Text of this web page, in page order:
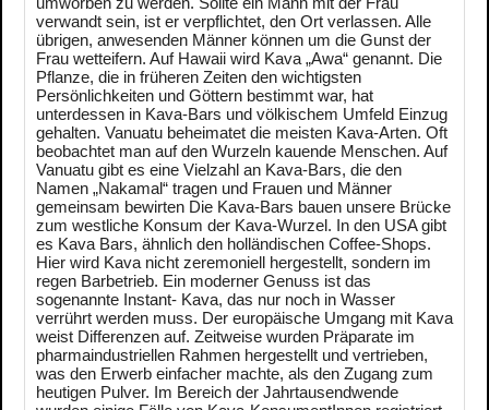
verwandt sein, ist er verpflichtet, den Ort verlassen. Alle
übrigen, anwesenden Männer können um die Gunst der
Frau wetteifern. Auf Hawaii wird Kava „Awa“ genannt. Die
Pflanze, die in früheren Zeiten den wichtigsten
Persönlichkeiten und Göttern bestimmt war, hat
unterdessen in Kava-Bars und völkischem Umfeld Einzug
gehalten. Vanuatu beheimatet die meisten Kava-Arten. Oft
beobachtet man auf den Wurzeln kauende Menschen. Auf
Vanuatu gibt es eine Vielzahl an Kava-Bars, die den
Namen „Nakamal“ tragen und Frauen und Männer
gemeinsam bewirten Die Kava-Bars bauen unsere Brücke
zum westliche Konsum der Kava-Wurzel. In den USA gibt
es Kava Bars, ähnlich den holländischen Coffee-Shops.
Hier wird Kava nicht zeremoniell hergestellt, sondern im
regen Barbetrieb. Ein moderner Genuss ist das
sogenannte Instant- Kava, das nur noch in Wasser
verrührt werden muss. Der europäische Umgang mit Kava
weist Differenzen auf. Zeitweise wurden Präparate im
pharmaindustriellen Rahmen hergestellt und vertrieben,
was den Erwerb einfacher machte, als den Zugang zum
heutigen Pulver. Im Bereich der Jahrtausendwende